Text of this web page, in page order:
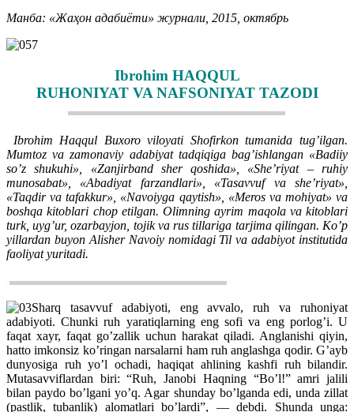
Манба: «Жаҳон адабиёти» журнали, 2015, октябрь
Ibrohim HAQQUL
RUHONIYAT VA NAFSONIYAT TAZODI
Ibrohim Haqqul Buxoro viloyati Shofirkon tumanida tug’ilgan.
Mumtoz va zamonaviy adabiyat tadqiqiga bag’ishlangan «Badiiy
so’z shukuhi», «Zanjirband sher qoshida», «She’riyat – ruhiy
munosabat», «Abadiyat farzandlari», «Tasavvuf va she’riyat»,
«Taqdir va tafakkur», «Navoiyga qaytish», «Meros va mohiyat» va
boshqa kitoblari chop etilgan. Olimning ayrim maqola va kitoblari
turk, uyg’ur, ozarbayjon, tojik va rus tillariga tarjima qilingan. Ko’p
yillardan buyon Alisher Navoiy nomidagi Til va adabiyot institutida
faoliyat yuritadi.
Sharq tasavvuf adabiyoti, eng avvalo, ruh va ruhoniyat
adabiyoti. Chunki ruh yaratiqlarning eng sofi va eng porlog’i. U
faqat xayr, faqat go’zallik uchun harakat qiladi. Anglanishi qiyin,
hatto imkonsiz ko’ringan narsalarni ham ruh anglashga qodir. G’ayb
dunyosiga ruh yo’l ochadi, haqiqat ahlining kashfi ruh bilandir.
Mutasavviflardan biri: “Ruh, Janobi Haqning “Bo’l!” amri jalili
bilan paydo bo’lgani yo’q. Agar shunday bo’lganda edi, unda zillat
(pastlik, tubanlik) alomatlari bo’lardi”, — debdi. Shunda unga: